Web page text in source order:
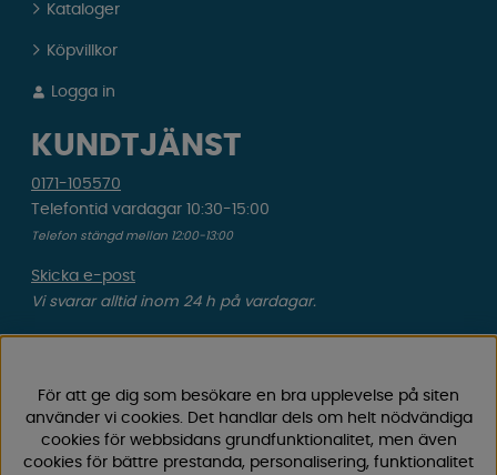
Kataloger
Köpvillkor
Logga in
KUNDTJÄNST
0171-105570
Telefontid vardagar 10:30-15:00
Telefon stängd mellan 12:00-13:00
Skicka e-post
Vi svarar alltid inom 24 h på vardagar.
Gäller defekt vara, transportskada etc.
För att ge dig som besökare en bra upplevelse på siten
använder vi cookies. Det handlar dels om helt nödvändiga
cookies för webbsidans grundfunktionalitet, men även
cookies för bättre prestanda, personalisering, funktionalitet